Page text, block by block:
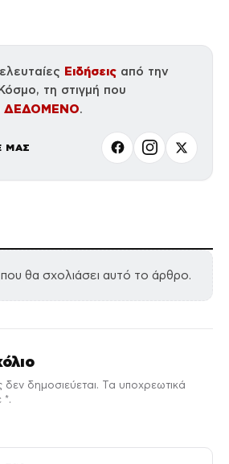
Ειδήσεις από την
τη στιγμή που
ΔΕΔΟΜΕΝΟ.
ΜΑΣ
θα σχολιάσει αυτό το άρθρο.
δημοσιεύεται. Τα υποχρεωτικά
*.